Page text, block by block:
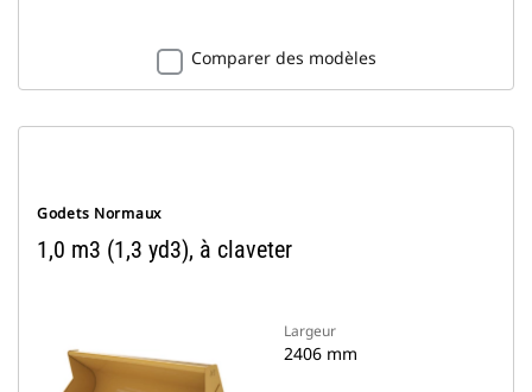
Comparer des modèles
Godets Normaux
1,0 m3 (1,3 yd3), à claveter
Largeur
2406 mm